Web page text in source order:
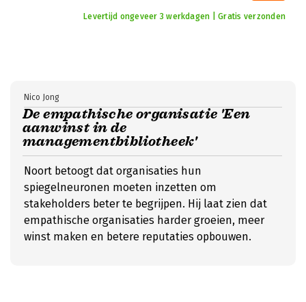
Levertijd ongeveer 3 werkdagen | Gratis verzonden
De empathische organisatie 'Een
aanwinst in de
managementbibliotheek'
Nico Jong
Noort betoogt dat organisaties hun
spiegelneuronen moeten inzetten om
stakeholders beter te begrijpen. Hij laat zien dat
empathische organisaties harder groeien, meer
winst maken en betere reputaties opbouwen.